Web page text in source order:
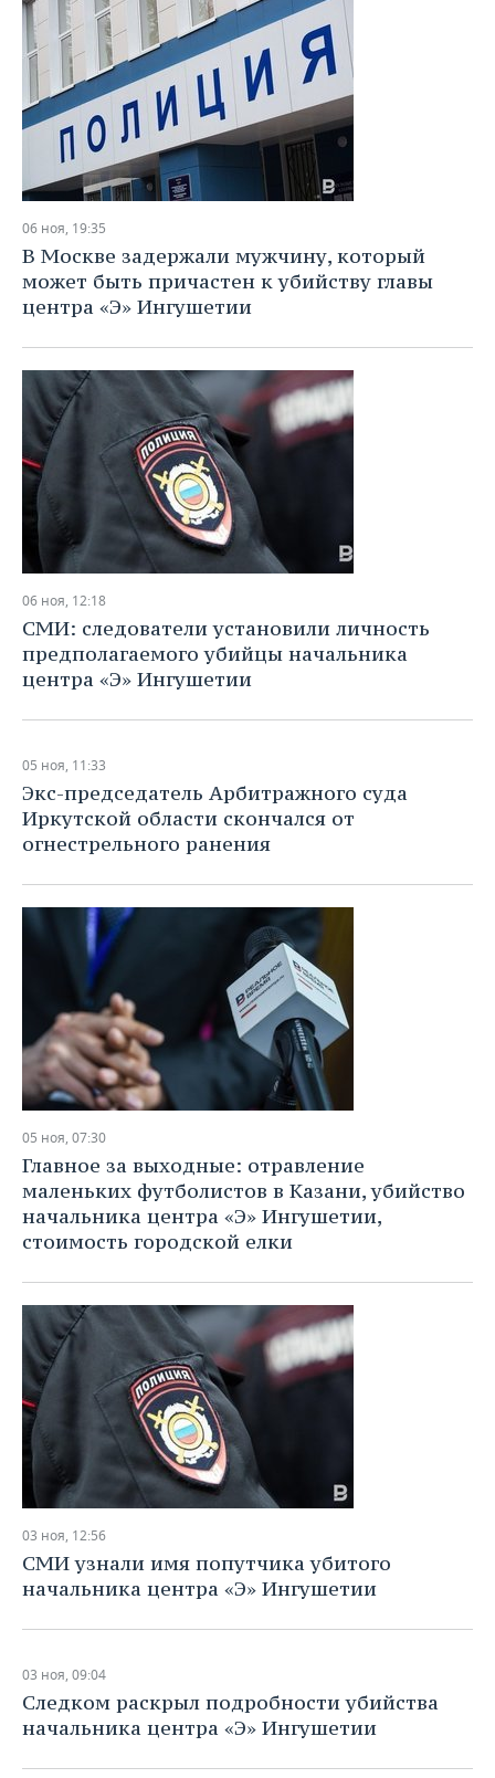
06 ноя, 19:35
В Москве задержали мужчину, который
может быть причастен к убийству главы
центра «Э» Ингушетии
06 ноя, 12:18
СМИ: следователи установили личность
предполагаемого убийцы начальника
центра «Э» Ингушетии
05 ноя, 11:33
Экс-председатель Арбитражного суда
Иркутской области скончался от
огнестрельного ранения
05 ноя, 07:30
Главное за выходные: отравление
маленьких футболистов в Казани, убийство
начальника центра «Э» Ингушетии,
стоимость городской елки
03 ноя, 12:56
СМИ узнали имя попутчика убитого
начальника центра «Э» Ингушетии
03 ноя, 09:04
Следком раскрыл подробности убийства
начальника центра «Э» Ингушетии